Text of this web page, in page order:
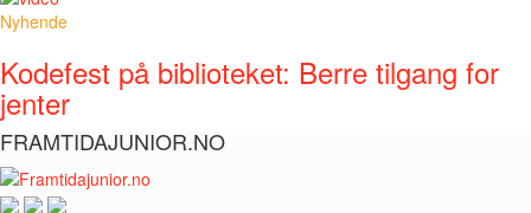
Nyhende
Kodefest på biblioteket: Berre tilgang for
jenter
FRAMTIDAJUNIOR.NO